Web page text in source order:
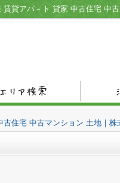
住宅 中古マンション 土地｜株